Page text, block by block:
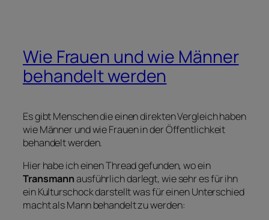
Wie Frauen und wie Männer
behandelt werden
Es gibt Menschen die einen direkten Vergleich haben
wie Männer und wie Frauen in der Öffentlichkeit
behandelt werden.
Hier habe ich einen Thread gefunden, wo ein
Transmannausführlich darlegt, wie sehr es für ihn
ein Kulturschock darstellt was für einen Unterschied
macht als Mann behandelt zu werden: